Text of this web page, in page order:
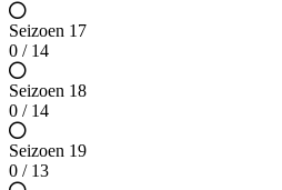
Seizoen 17
0 / 14
Seizoen 18
0 / 14
Seizoen 19
0 / 13